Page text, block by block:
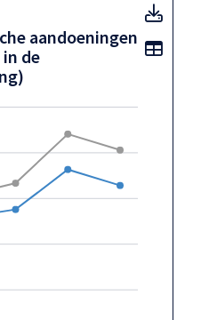
aandoeningen
de
Toon